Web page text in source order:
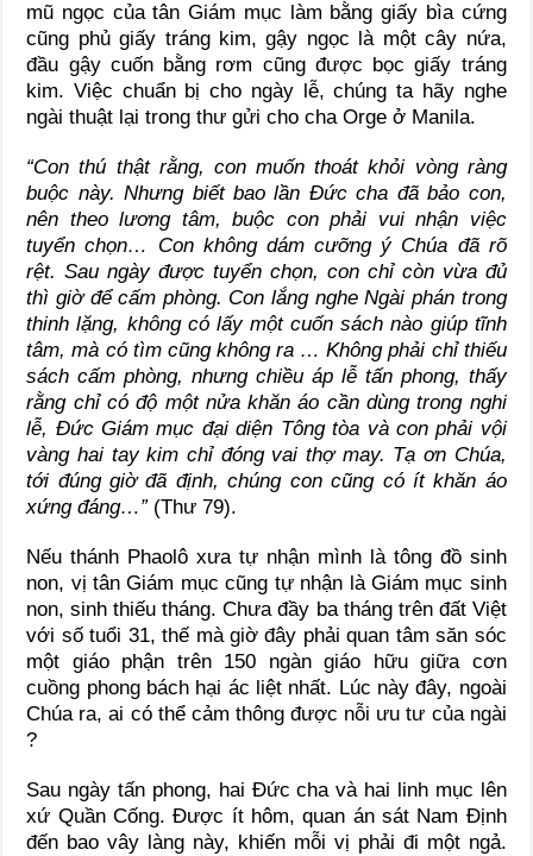
mũ ngọc của tân Giám mục làm bằng giấy bìa cứng
cũng phủ giấy tráng kim, gậy ngọc là một cây nứa,
đầu gậy cuốn bằng rơm cũng được bọc giấy tráng
kim. Việc chuẩn bị cho ngày lễ, chúng ta hãy nghe
ngài thuật lại trong thư gửi cho cha Orge ở Manila.
“Con thú thật rằng, con muốn thoát khỏi vòng ràng
buộc này. Nhưng biết bao lần Đức cha đã bảo con,
nên theo lương tâm, buộc con phải vui nhận việc
tuyển chọn… Con không dám cưỡng ý Chúa đã rõ
rệt. Sau ngày được tuyển chọn, con chỉ còn vừa đủ
thì giờ để cấm phòng. Con lắng nghe Ngài phán trong
thinh lặng, không có lấy một cuốn sách nào giúp tĩnh
tâm, mà có tìm cũng không ra … Không phải chỉ thiếu
sách cấm phòng, nhưng chiều áp lễ tấn phong, thấy
rằng chỉ có độ một nửa khăn áo cần dùng trong nghi
lễ, Đức Giám mục đại diện Tông tòa và con phải vội
vàng hai tay kim chỉ đóng vai thợ may. Tạ ơn Chúa,
tới đúng giờ đã định, chúng con cũng có ít khăn áo
xứng đáng…”(Thư 79).
Nếu thánh Phaolô xưa tự nhận mình là tông đồ sinh
non, vị tân Giám mục cũng tự nhận là Giám mục sinh
non, sinh thiếu tháng. Chưa đầy ba tháng trên đất Việt
với số tuổi 31, thế mà giờ đây phải quan tâm săn sóc
một giáo phận trên 150 ngàn giáo hữu giữa cơn
cuồng phong bách hại ác liệt nhất. Lúc này đây, ngoài
Chúa ra, ai có thể cảm thông được nỗi ưu tư của ngài
?
Sau ngày tấn phong, hai Đức cha và hai linh mục lên
xứ Quần Cống. Được ít hôm, quan án sát Nam Định
đến bao vây làng này, khiến mỗi vị phải đi một ngả.